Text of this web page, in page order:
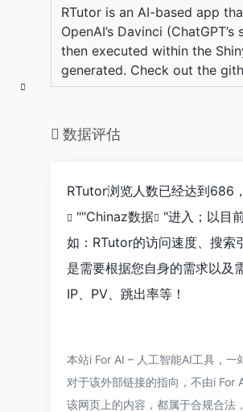
RTutor is an AI-based app
OpenAI’s Davinci
then executed within the
generated. Check out the
数据评估
RTutor浏览人数已经达到686
""Chinaz数据
"进入；以目
如：RTutor的访问速度、搜索
是需要根据您自身的需求以及
IP、PV、跳出率等！
本站i For AI – 人工智能AI工具，
对于该外部链接的指向，不由i For
该网页上的内容，都属于合规合法